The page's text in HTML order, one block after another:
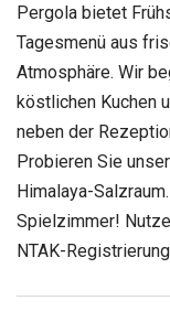
Pergola bietet
Tagesmenü aus
Atmosphäre. Wir
köstlichen Kuchen
neben der
Probieren Sie
Himalaya-
Spielzimmer!
NTAK-